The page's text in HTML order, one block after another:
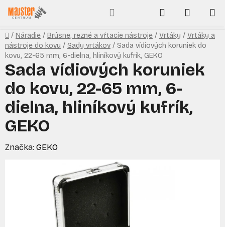
Prejsť
na
obsah
Hľadať
KOŠÍK
Domov
/ Náradie / Brúsne, rezné a vŕtacie nástroje / Vrtáky / Vrtáky a
nástroje do kovu / Sady vrtákov / Sada vídiových koruniek do
kovu, 22-65 mm, 6-dielna, hliníkový kufrík, GEKO
Sada vídiových koruniek
do kovu, 22-65 mm, 6-
dielna, hliníkový kufrík,
GEKO
Značka: GEKO